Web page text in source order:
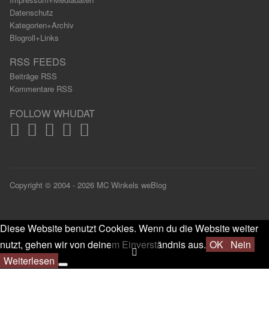
Datenschutz
Kategorien+Archiv
Blogroll+Links
RSS FEEDS
Beiträge RSS
Kommentare RSS
FOLLOW WHUDAT
Copyright © 2004 - 2026 MC Winkels weBlog
Diese Website benutzt Cookies. Wenn du die Website weiter
nutzt, gehen wir von deinem Einverständnis aus. OK Nein
Weiterlesen